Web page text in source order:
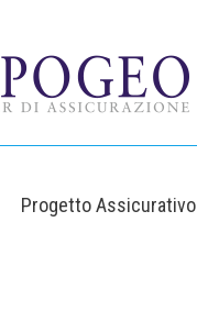
Progetto Assicurativo